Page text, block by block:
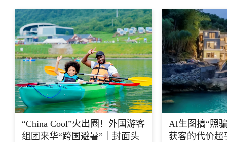
“China Cool”火出圈！外国游客
组团来华“跨国避暑”｜封面头
AI生图搞“照
获客的代价超